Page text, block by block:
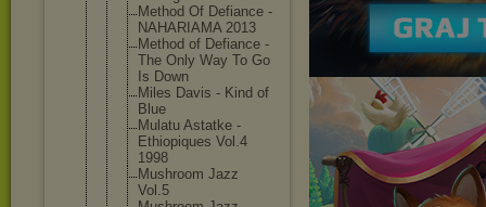
Method Of Defiance -
NAHARIAMA 2013
Method of Defiance -
The Only Way To Go
Is Down
Miles Davis - Kind of
Blue
Mulatu Astatke -
Ethiopiques Vol.4
1998
Mushroom Jazz
Vol.5